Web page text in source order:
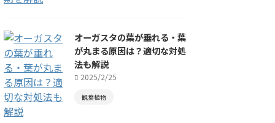
オーガスタの葉が垂れる・葉
が丸まる原因は？適切な対処
法も解説
2025/2/25
観葉植物